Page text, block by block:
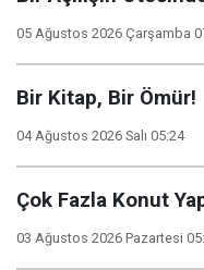
05 Ağustos 2026 Çarşamba
Bir Kitap, Bir Ömür!
04 Ağustos 2026 Salı 05:24
Çok Fazla Konut
03 Ağustos 2026 Pazartesi